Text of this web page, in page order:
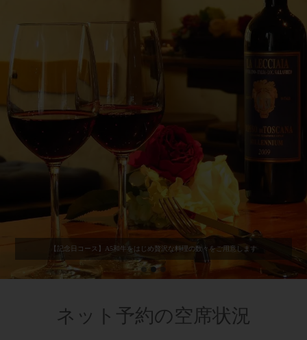
【記念日コース】A5和牛をはじめ贅沢な料理の数々をご用意します
駅近の隠れ家！リゾートダイニングでゆったり宴会を！
ネット予約の空席状況